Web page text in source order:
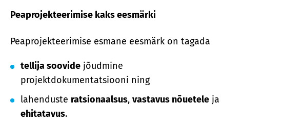
Peaprojekteerimise kaks eesmärki
Peaprojekteerimise esmane eesmärk on tagada
tellija soovide jõudmine
projektdokumentatsiooni ning
lahenduste ratsionaalsus, vastavus nõuetele ja
ehitatavus.